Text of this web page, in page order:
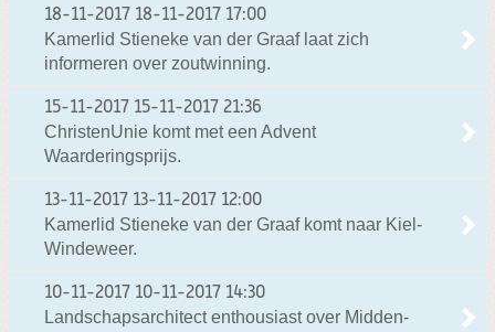
18-11-2017 18-11-2017 17:00
Kamerlid Stieneke van der Graaf laat zich
informeren over zoutwinning.
15-11-2017 15-11-2017 21:36
ChristenUnie komt met een Advent
Waarderingsprijs.
13-11-2017 13-11-2017 12:00
Kamerlid Stieneke van der Graaf komt naar Kiel-
Windeweer.
10-11-2017 10-11-2017 14:30
Landschapsarchitect enthousiast over Midden-